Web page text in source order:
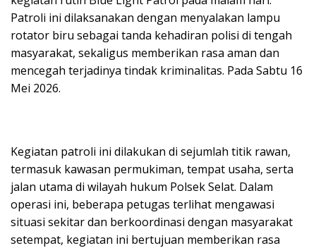
Patroli ini dilaksanakan dengan menyalakan lampu
rotator biru sebagai tanda kehadiran polisi di tengah
masyarakat, sekaligus memberikan rasa aman dan
mencegah terjadinya tindak kriminalitas. Pada Sabtu 16
Mei 2026.
Kegiatan patroli ini dilakukan di sejumlah titik rawan,
termasuk kawasan permukiman, tempat usaha, serta
jalan utama di wilayah hukum Polsek Selat. Dalam
operasi ini, beberapa petugas terlihat mengawasi
situasi sekitar dan berkoordinasi dengan masyarakat
setempat, kegiatan ini bertujuan memberikan rasa